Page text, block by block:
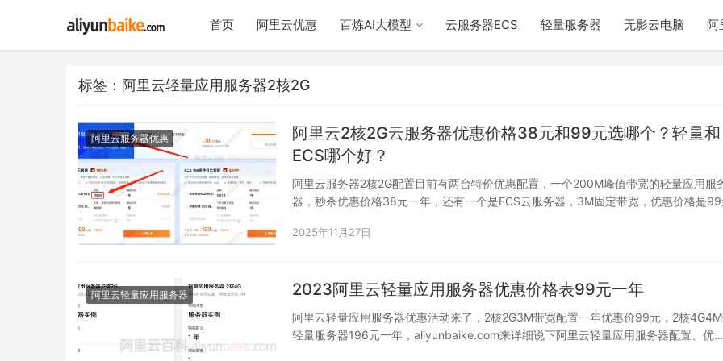
首页 阿里云优惠 百炼AI大模型 云服务器ECS 轻量服务器 无影云电脑 阿
标签：阿里云轻量应用服务器2核2G
阿里云服务器优惠
阿里云2核2G云服务器优惠价格38元和99元选哪个？轻量和
ECS哪个好？
阿里云服务器2核2G配置目前有两台特价优惠配置，一个200M峰值带宽的轻量应用服
器，秒杀优惠价格38元一年，还有一个是ECS云服务器，3M固定带宽，优惠价格是
2025年11月27日
阿里云轻量应用服务器 2023阿里云轻量应用服务器优惠价格表99元一年
阿里云轻量应用服务器优惠活动来了，2核2G3M带宽配置一年优惠价99元，2核
轻量服务器196元一年，aliyunbaike.com来详细说下阿里云轻量应用服务器配置、优…